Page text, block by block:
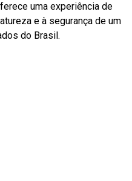
uma experiência de
e à segurança de um
do Brasil.